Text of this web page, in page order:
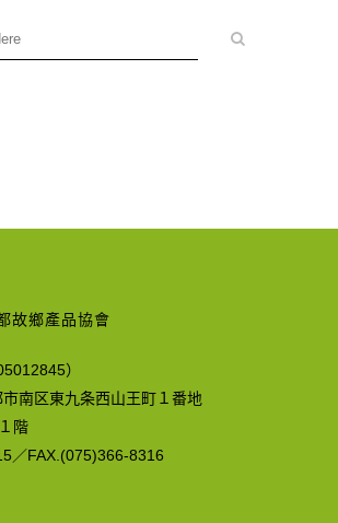
故鄉產品協會
）
南区東九条西山王町１番地
階
／FAX.(075)366-8316